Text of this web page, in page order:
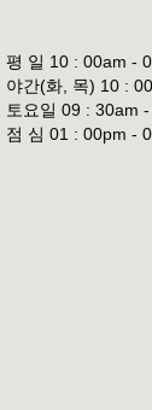
평 일 10 : 00am -
야간(화, 목) 10 :
토요일 09 : 30am
점 심 01 : 00pm -